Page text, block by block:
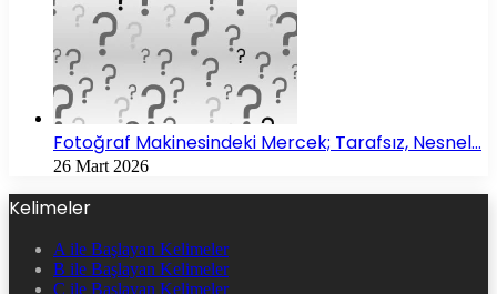
Fotoğraf Makinesindeki Mercek; Tarafsız, Nesnel…
26 Mart 2026
Kelimeler
A ile Başlayan Kelimeler
B ile Başlayan Kelimeler
C ile Başlayan Kelimeler